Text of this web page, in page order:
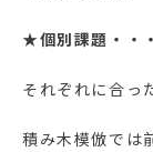
★個別課題・・
それぞれに合っ
積み木模倣では